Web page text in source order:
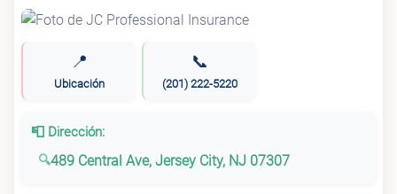
📍
Ubicación
📞
(201) 222-5220
📮 Dirección:
489 Central Ave, Jersey City, NJ 07307